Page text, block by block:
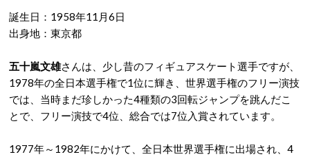
誕生日：1958年11月6日
出身地：東京都
五十嵐文雄さんは、少し昔のフィギュアスケート選手ですが、
1978年の全日本選手権で1位に輝き、世界選手権のフリー演技
では、当時まだ珍しかった4種類の3回転ジャンプを跳んだこ
とで、フリー演技で4位、総合では7位入賞されています。
1977年～1982年にかけて、全日本世界選手権に出場され、4